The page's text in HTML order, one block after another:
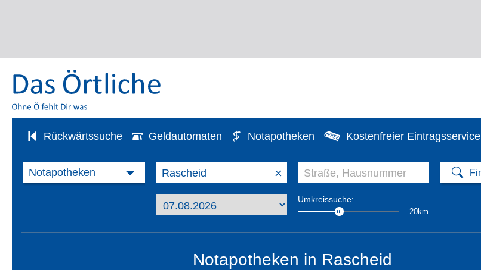
Rückwärtssuche Geldautomaten Notapotheken Kostenfreier Eintragsservice
×
Umkreissuche:
20km
Notapotheken in Rascheid